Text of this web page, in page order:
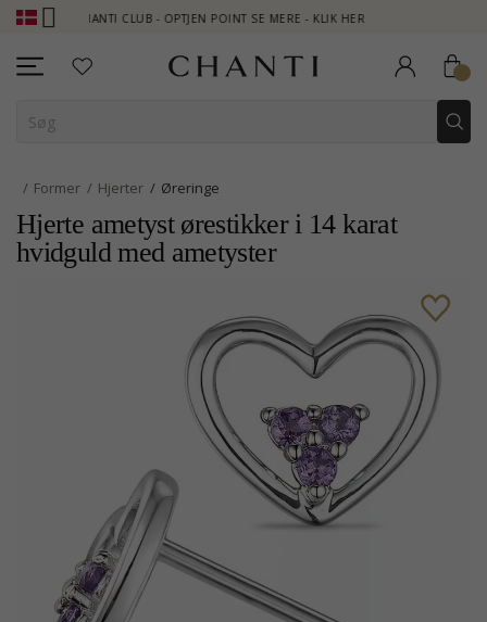
CHANTI CLUB - OPTJEN POINT SE MERE - KLIK HER
Former Hjerter Øreringe
Hjerte ametyst ørestikker i 14 karat
hvidguld med ametyster